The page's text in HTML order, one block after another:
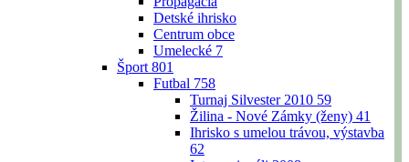
Detské ihrisko
Centrum obce
Umelecké 7
Šport 801
Futbal 758
Turnaj Silvester 2010 59
Žilina - Nové Zámky (ženy) 41
Ihrisko s umelou trávou, výstavba
62